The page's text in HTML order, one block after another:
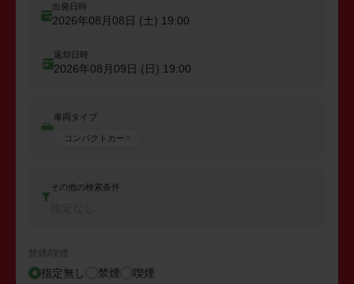
出発日時
2026年08月08日 (土) 19:00
返却日時
2026年08月09日 (日) 19:00
車両タイプ
コンパクトカー
その他の検索条件
禁煙/喫煙
指定無し 禁煙 喫煙